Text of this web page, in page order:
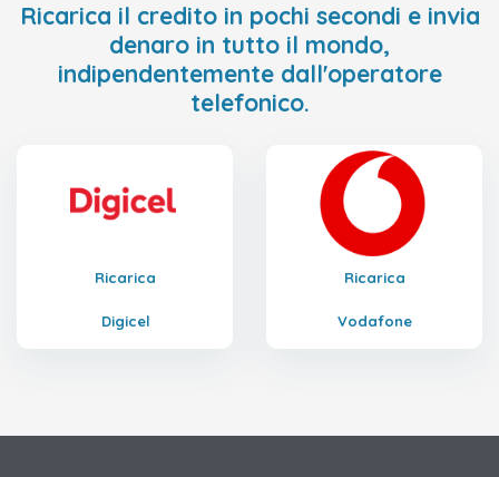
Ricarica il credito in pochi secondi e invia
denaro in tutto il mondo,
indipendentemente dall'operatore
telefonico.
Ricarica
Digicel
Ricarica
Vodafone